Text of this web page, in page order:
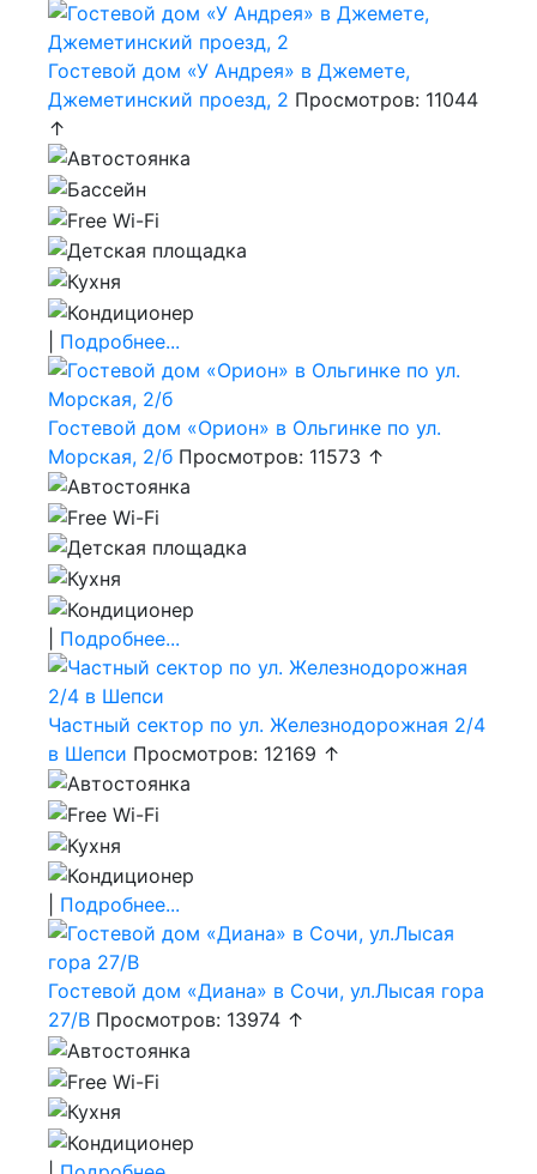
Гостевой дом «У Андрея» в Джемете,
Джеметинский проезд, 2 Просмотров: 11044
↑
Подробнее...
Гостевой дом «Орион» в Ольгинке по ул.
Морская, 2/б Просмотров: 11573 ↑
Подробнее...
Частный сектор по ул. Железнодорожная 2/4
в Шепси Просмотров: 12169 ↑
Подробнее...
Гостевой дом «Диана» в Сочи, ул.Лысая гора
27/В Просмотров: 13974 ↑